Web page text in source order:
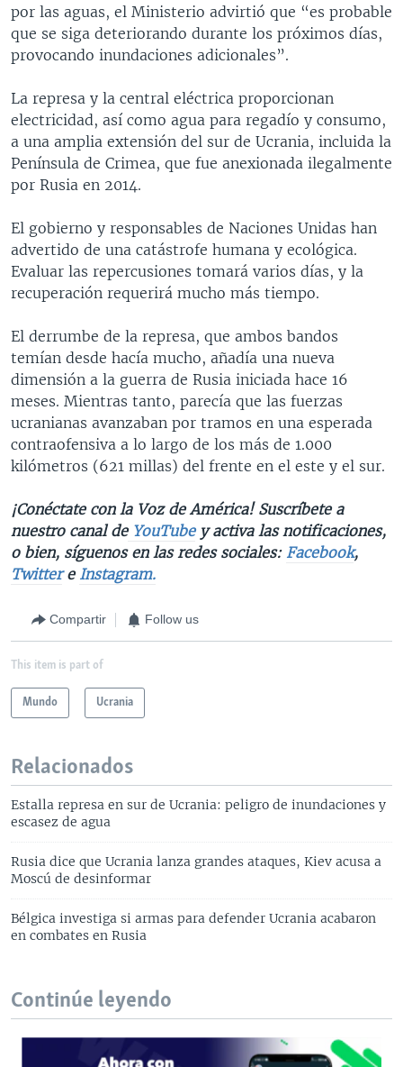
por las aguas, el Ministerio advirtió que “es probable
que se siga deteriorando durante los próximos días,
provocando inundaciones adicionales”.
La represa y la central eléctrica proporcionan
electricidad, así como agua para regadío y consumo,
a una amplia extensión del sur de Ucrania, incluida la
Península de Crimea, que fue anexionada ilegalmente
por Rusia en 2014.
El gobierno y responsables de Naciones Unidas han
advertido de una catástrofe humana y ecológica.
Evaluar las repercusiones tomará varios días, y la
recuperación requerirá mucho más tiempo.
El derrumbe de la represa, que ambos bandos
temían desde hacía mucho, añadía una nueva
dimensión a la guerra de Rusia iniciada hace 16
meses. Mientras tanto, parecía que las fuerzas
ucranianas avanzaban por tramos en una esperada
contraofensiva a lo largo de los más de 1.000
kilómetros (621 millas) del frente en el este y el sur.
¡Conéctate con la Voz de América! Suscríbete a
nuestro canal deYouTubey activa las notificaciones,
o bien, síguenos en las redes sociales: Facebook,
Twittere Instagram.
Compartir Follow us
This item is part of
Mundo Ucrania
Relacionados
Estalla represa en sur de Ucrania: peligro de inundaciones y
escasez de agua
Rusia dice que Ucrania lanza grandes ataques, Kiev acusa a
Moscú de desinformar
Bélgica investiga si armas para defender Ucrania acabaron
en combates en Rusia
Continúe leyendo